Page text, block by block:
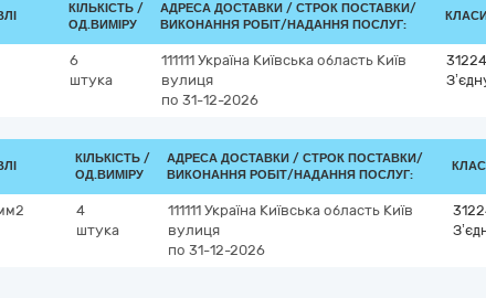
КІЛЬКІСТЬ /
ОД.ВИМІРУ
АДРЕСА ДОСТАВКИ / СТРОК ПОСТАВКИ/
ВИКОНАННЯ РОБІТ/НАДАННЯ ПОСЛУГ:
6
штука
111111 Україна Київська область Київ
вулиця
по 31-12-2026
КІЛЬКІСТЬ /
ОД.ВИМІРУ
АДРЕСА ДОСТАВКИ / СТРОК ПОСТАВКИ/
ВИКОНАННЯ РОБІТ/НАДАННЯ ПОСЛУГ:
4
штука
111111 Україна Київська область Київ
вулиця
по 31-12-2026